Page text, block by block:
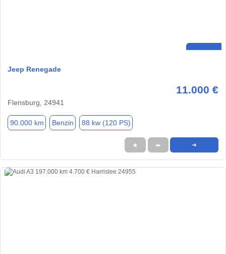
Jeep Renegade
11.000 €
Flensburg, 24941
90.000 km Benzin 88 kw (120 PS)
★ ➦ ➜